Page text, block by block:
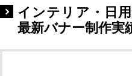
インテリア・日
最新バナー制作実